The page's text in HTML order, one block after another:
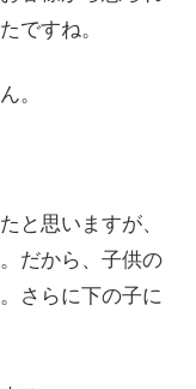
ですね。
。
と思いますが、
だから、子供の
さらに下の子に